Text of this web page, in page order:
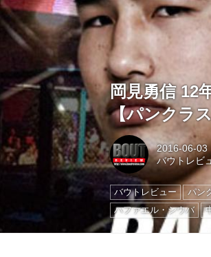
岡見勇信 12
【パンクラ
2016-06-03
バウトレビ
バウトレビュー パン
ハファエル・シウバ